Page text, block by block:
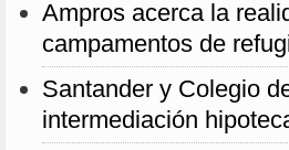
Ampros acerca la
campamentos de
Santander y Colegio
intermediación